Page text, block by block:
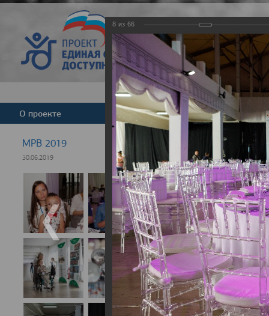
Версия для
О проекте Команда Новости
МРВ 2019
30.06.2019
8 из 66